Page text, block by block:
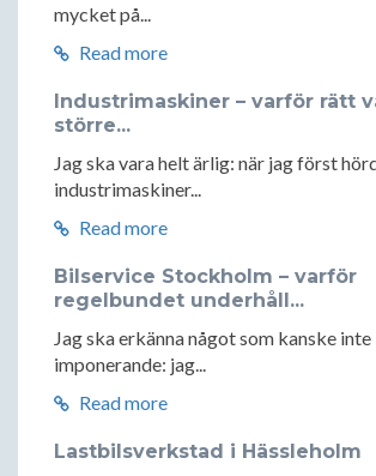
mycket på...
Read more
Industrimaskiner – varför rätt
större...
Jag ska vara helt ärlig: när jag först
industrimaskiner...
Read more
Bilservice Stockholm – varför
regelbundet underhåll...
Jag ska erkänna något som kanske
imponerande: jag...
Read more
Lastbilsverkstad i Hässleholm